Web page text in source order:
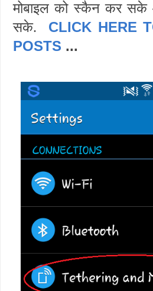
मोबाइल को स्कैन कर
सके. CLICK HERE
POSTS ...